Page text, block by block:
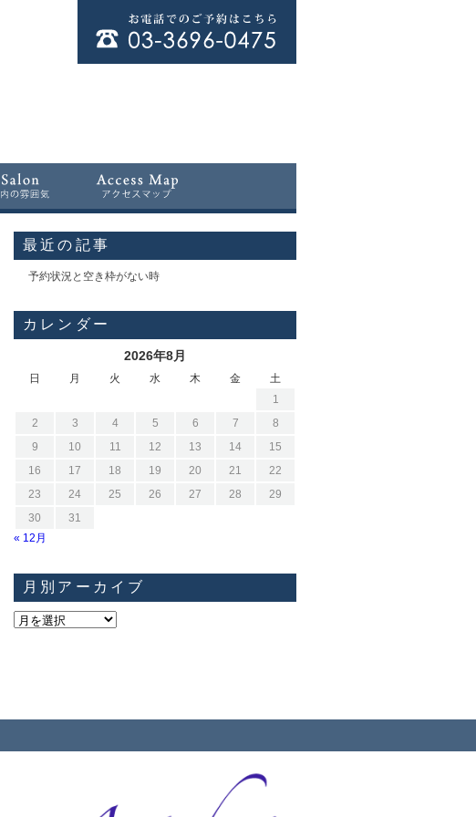
最近の記事
予約状況と空き枠がない時
カレンダー
2026年8月
日 月 火 水 木 金
土
1
2
3 4 5 6 7
8
9
10 11 12 13 14
15
16
17 18 19 20 21
22
23
24 25 26 27 28
29
30
31
« 12月
月別アーカイブ